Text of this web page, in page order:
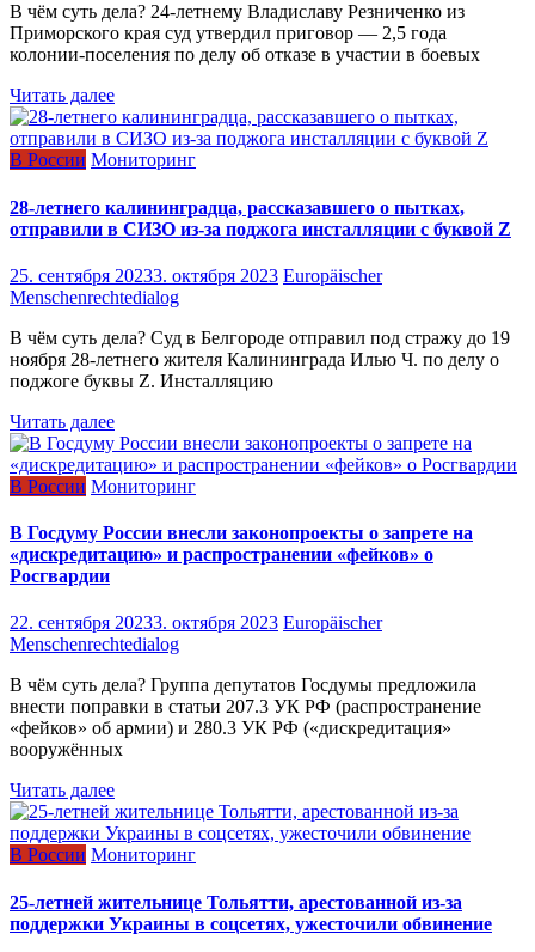
В чём суть дела? 24-летнему Владиславу Резниченко из
Приморского края суд утвердил приговор — 2,5 года
колонии-поселения по делу об отказе в участии в боевых
Читать далее
В России Мониторинг
28-летнего калининградца, рассказавшего о пытках,
отправили в СИЗО из-за поджога инсталляции с буквой Z
25. сентября 20233. октября 2023 Europäischer
Menschenrechtedialog
В чём суть дела? Суд в Белгороде отправил под стражу до 19
ноября 28-летнего жителя Калининграда Илью Ч. по делу о
поджоге буквы Z. Инсталляцию
Читать далее
В России Мониторинг
В Госдуму России внесли законопроекты о запрете на
«дискредитацию» и распространении «фейков» о
Росгвардии
22. сентября 20233. октября 2023 Europäischer
Menschenrechtedialog
В чём суть дела? Группа депутатов Госдумы предложила
внести поправки в статьи 207.3 УК РФ (распространение
«фейков» об армии) и 280.3 УК РФ («дискредитация»
вооружённых
Читать далее
В России Мониторинг
25-летней жительнице Тольятти, арестованной из-за
поддержки Украины в соцсетях, ужесточили обвинение